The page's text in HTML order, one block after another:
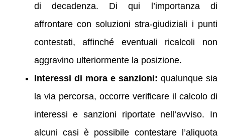
di decadenza. Di qui l’importanza di
affrontare con soluzioni stra-giudiziali i punti
contestati, affinché eventuali ricalcoli non
aggravino ulteriormente la posizione.
Interessi di mora e sanzioni: qualunque sia
la via percorsa, occorre verificare il calcolo di
interessi e sanzioni riportate nell’avviso. In
alcuni casi è possibile contestare l’aliquota